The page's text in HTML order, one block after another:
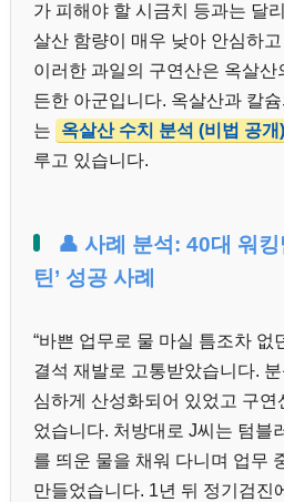
가 피해야 할 시금치 등과는 달
살산 함량이 매우 낮아 안심하
이러한 과일의 구연산은 옥살산
든한 아군입니다. 옥살산과 칼
는
옥살산 수치 분석 (비법 공개)
루고 있습니다.
👤 사례 분석: 40대 워
틴’ 성공 사례
“바쁜 업무로 물 마실 틈조차 없
결석 재발로 고통받았습니다.
심하게 산성화되어 있었고 구연
었습니다. 처방대로 J씨는 텀블
를 띄운 물을 채워 다니며 업무
만들었습니다. 1년 뒤 정기검진